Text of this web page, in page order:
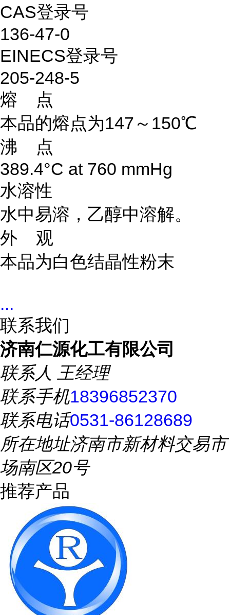
CAS登录号
136-47-0
EINECS登录号
205-248-5
熔 点
本品的熔点为147～150℃
沸 点
389.4°C at 760 mmHg
水溶性
水中易溶，乙醇中溶解。
外 观
本品为白色结晶性粉末
...
联系我们
济南仁源化工有限公司
联系人 王经理
联系手机18396852370
联系电话0531-86128689
所在地址济南市新材料交易市
场南区20号
推荐产品